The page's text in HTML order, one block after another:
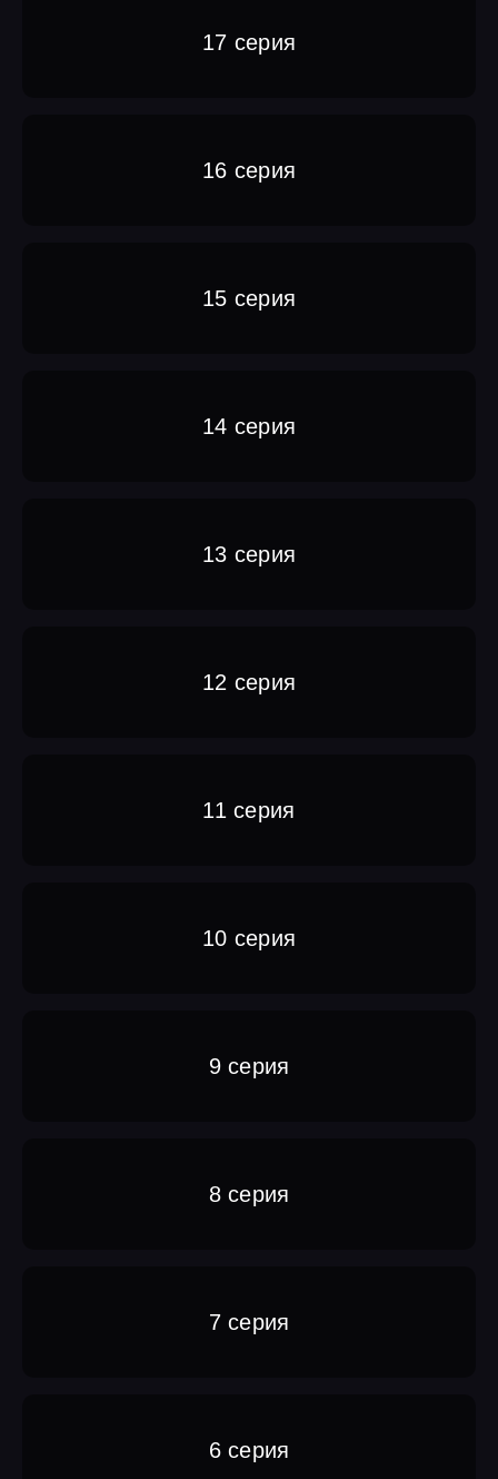
17 серия
16 серия
15 серия
14 серия
13 серия
12 серия
11 серия
10 серия
9 серия
8 серия
7 серия
6 серия